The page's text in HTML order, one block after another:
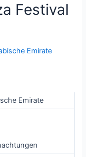
Festival
Emirate
Emirate